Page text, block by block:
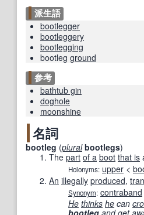
派生語
bootlegger
bootleggery
bootlegging
bootleg ground
参考
bathtub gin
doghole
moonshine
名詞
bootleg (plural bootlegs)
The part of a boot that is
Holonyms: upper <
An illegally produced,
Synonym: contraband
He thinks he can
bootleg andget